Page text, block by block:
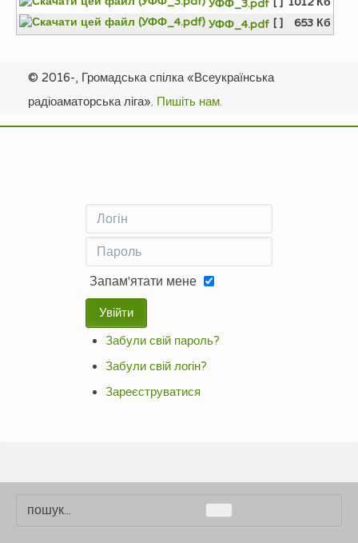
УФФ_3.pdf
УФФ_4.pdf [ ] 653 Кб
© 2016-, Громадська спілка «Всеукраїнська
радіоаматорська ліга». Пишіть нам.
Запам'ятати мене
Увійти
Забули свій пароль?
Забули свій логін?
Зареєструватися